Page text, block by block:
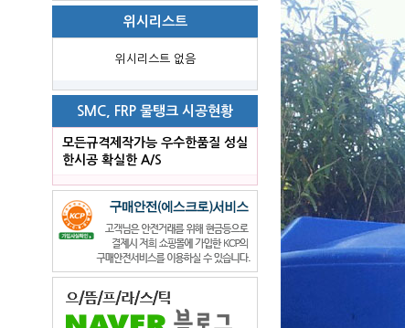
위시리스트
위시리스트 없음
SMC, FRP 물탱크 시공현황
모든규격제작가능 우수한품질 성실
한시공 확실한 A/S